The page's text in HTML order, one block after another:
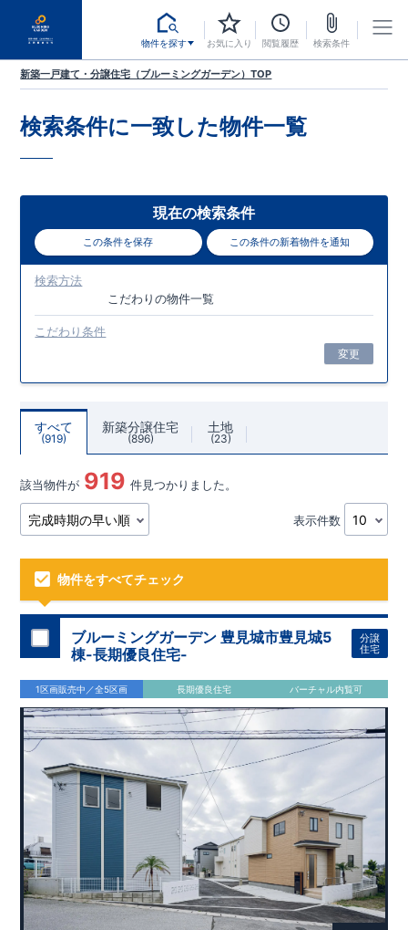
物件を探す お気に入り 閲覧履歴 検索条件
新築一戸建て・分譲住宅（ブルーミングガーデン）TOP
検索条件に一致した物件一覧
現在の検索条件
この条件を保存 この条件の新着物件を通知
検索方法
こだわりの物件一覧
こだわり条件
変更
すべて
919
新築分譲住宅
896
土地
23
該当物件が 919 件見つかりました。
表示件数
物件をすべてチェック
ブルーミングガーデン 豊見城市豊見城5
棟-長期優良住宅-
分譲
住宅
1区画販売中／全5区画 長期優良住宅 バーチャル内覧可